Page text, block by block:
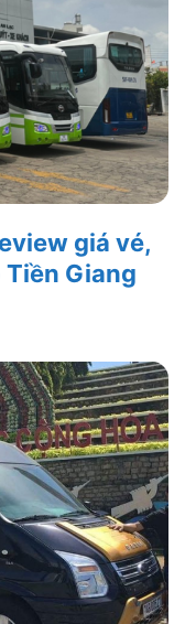
giá vé,
Tiền Giang